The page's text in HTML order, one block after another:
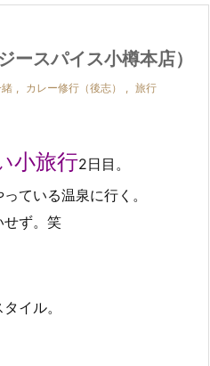
ースパイス小樽本店）
, カレー修行（後志） , 旅行
小旅行2日目。
ている温泉に行く。
せず。笑
イル。